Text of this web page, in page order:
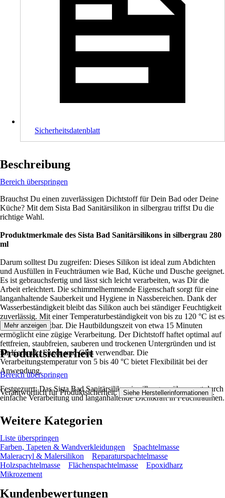
Sicherheitsdatenblatt
Beschreibung
Bereich überspringen
Brauchst Du einen zuverlässigen Dichtstoff für Dein Bad oder Deine
Küche? Mit dem Sista Bad Sanitärsilikon in silbergrau triffst Du die
richtige Wahl.
Produktmerkmale des Sista Bad Sanitärsilikons in silbergrau 280
ml
Darum solltest Du zugreifen: Dieses Silikon ist ideal zum Abdichten
und Ausfüllen in Feuchträumen wie Bad, Küche und Dusche geeignet.
Es ist gebrauchsfertig und lässt sich leicht verarbeiten, was Dir die
Arbeit erleichtert. Die schimmelhemmende Eigenschaft sorgt für eine
langanhaltende Sauberkeit und Hygiene in Nassbereichen. Dank der
Wasserbeständigkeit bleibt das Silikon auch bei ständiger Feuchtigkeit
zuverlässig. Mit einer Temperaturbeständigkeit von bis zu 120 °C ist es
vielseitig einsetzbar. Die Hautbildungszeit von etwa 15 Minuten
ermöglicht eine zügige Verarbeitung. Der Dichtstoff haftet optimal auf
fettfreien, staubfreien, sauberen und trockenen Untergründen und ist
für Keramik, Fugen und Glas verwendbar. Die
Verarbeitungstemperatur von 5 bis 40 °C bietet Flexibilität bei der
Anwendung.
Festgezurrt: Das Sista Bad Sanitärsilikon in silbergrau überzeugt durch
einfache Verarbeitung und langanhaltende Dichtkraft in Feuchträumen.
Mehr anzeigen
Produktsicherheit
Bereich überspringen
Verantwortlich für Produktsicherheit: Siehe Herstellerinformationen .
Weitere Kategorien
Liste überspringen
Farben, Tapeten & Wandverkleidungen
Spachtelmasse
Maleracryl & Malersilikon
Reparaturspachtelmasse
Holzspachtelmasse
Flächenspachtelmasse
Epoxidharz
Mikrozement
Kundenbewertungen